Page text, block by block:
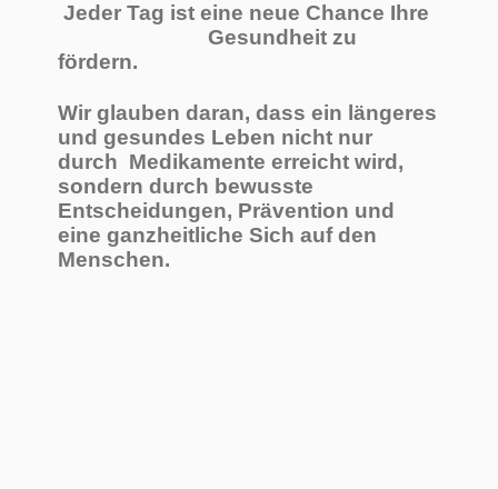
Jeder Tag ist eine neue Chance Ihre
Gesundheit zu
fördern.
Wir glauben daran, dass ein längeres
und gesundes Leben nicht nur
durch Medikamente erreicht wird,
sondern durch bewusste
Entscheidungen, Prävention und
eine ganzheitliche Sich auf den
Menschen.